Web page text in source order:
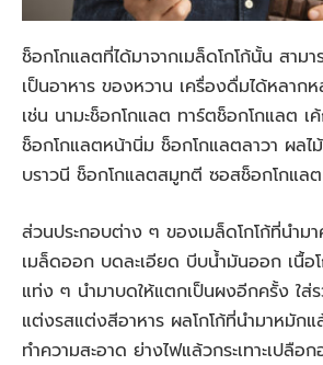
ช็อกโกแลตที่ได้มาจากเมล็ดโกโก้นั้น สามา
เป็นอาหาร ของหวาน เครื่องดื่มได้หลาก
เช่น นามะช็อกโกแลต ทาร์ตช็อกโกแลต เ
ช็อกโกแลตหน้านิ่ม ช็อกโกแลตลาวา ผลไม้
บราวนี ช็อกโกแลตสมูทตี ซอสช็อกโกแล
ส่วนประกอบต่าง ๆ ของเมล็ดโกโก้ที่นำม
เมล็ดออก บดละเอียด บีบน้ำมันออก เนื้อโ
แท่ง ๆ นำมาบดให้แตกเป็นผงอีกครั้ง ใส่
แต่งรสแต่งสีอาหาร ผลโกโก้ที่นำมาหมัก
ทำความสะอาด ย่างไฟแล้วกระเทาะเปลือก